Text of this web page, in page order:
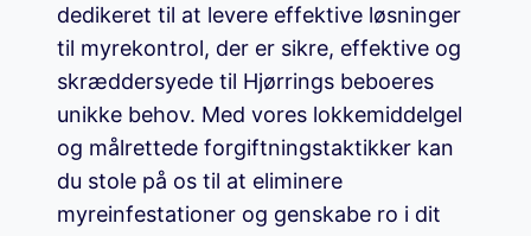
dedikeret til at levere effektive løsninger
til myrekontrol, der er sikre, effektive og
skræddersyede til Hjørrings beboeres
unikke behov. Med vores lokkemiddelgel
og målrettede forgiftningstaktikker kan
du stole på os til at eliminere
myreinfestationer og genskabe ro i dit